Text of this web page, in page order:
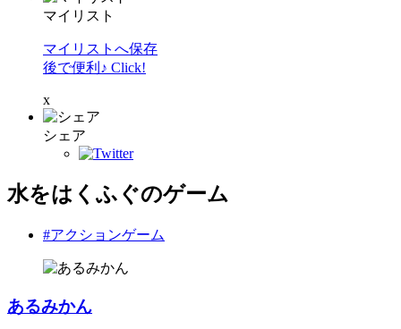
マイリスト
マイリストへ保存
後で便利♪ Click!
x
シェア
水をはくふぐのゲーム
#アクションゲーム
あるみかん